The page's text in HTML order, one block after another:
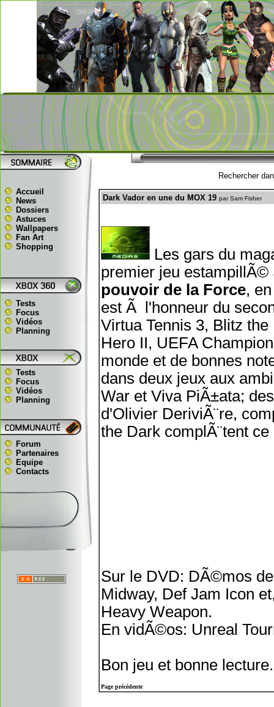
Accueil
News
Dossiers
Astuces
Wallpapers
Fan Art
Shopping
Tests
Focus
Vidéos
Planning
Tests
Focus
Vidéos
Planning
Forum
Partenaires
Equipe
Contacts
Rechercher
Dark Vador en une du MOX 19 par Sam Fisher
Les gars du
premier jeu
pouvoir de la Force,
est Ã l'honneur du
Virtua Tennis 3, Blitz
Hero II, UEFA
monde et de bonnes
dans deux jeux aux
War et Viva PiÃ±ata;
d'Olivier DeriviÃ¨re,
the Dark complÃ¨tent
Sur le DVD: DÃ©mos
Midway, Def Jam Icon
Heavy Weapon.
En vidÃ©os: Unreal
Bon jeu et bonne lecture.
Page précédente